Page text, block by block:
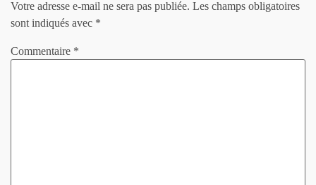
Votre adresse e-mail ne sera pas publiée. Les champs obligatoires
sont indiqués avec *
Commentaire *